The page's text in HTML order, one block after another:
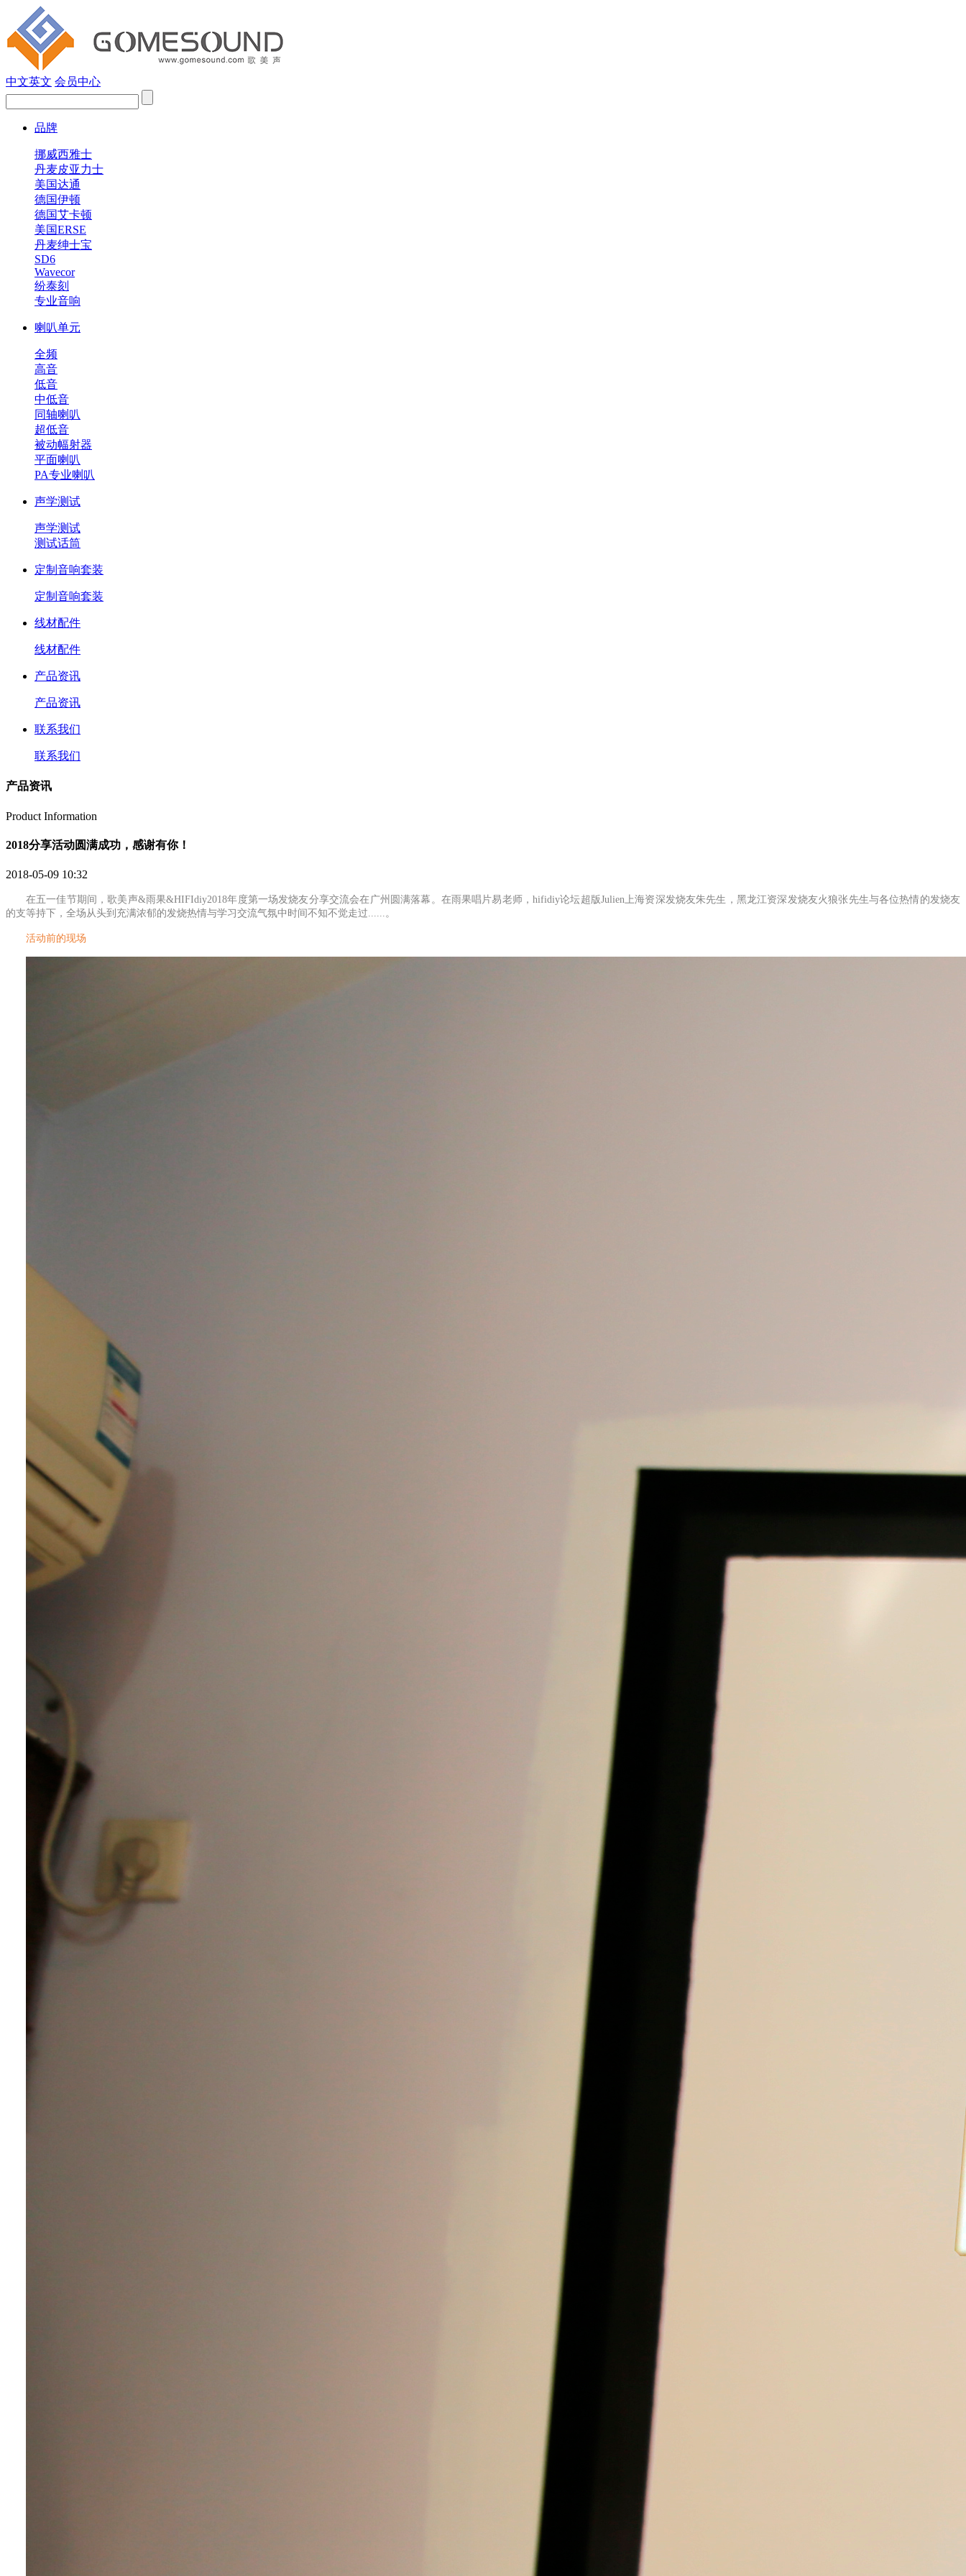
中文英文 会员中心
品牌
挪威西雅士
丹麦皮亚力士
美国达通
德国伊顿
德国艾卡顿
美国ERSE
丹麦绅士宝
SD6
Wavecor
纷泰刻
专业音响
喇叭单元
全频
高音
低音
中低音
同轴喇叭
超低音
被动幅射器
平面喇叭
PA专业喇叭
声学测试
声学测试
测试话筒
定制音响套装
定制音响套装
线材配件
线材配件
产品资讯
产品资讯
联系我们
联系我们
产品资讯
Product Information
2018分享活动圆满成功，感谢有你！
2018-05-09 10:32
在五一佳节期间，歌美声&雨果&HIFIdiy2018年度第一场发烧友分享交流会在广州 圆满落幕。 在雨果唱片易老师，hifidiy论坛超版Julien上海资深发烧友朱先生，黑龙江资深发烧友火狼张先生与各位热情的发烧友
的支等持下， 全场从头到 充满浓郁的发烧热情与学习交流气氛中时间不知不觉走过......。
活动前的现场